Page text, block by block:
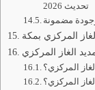
تحديث 2026
مضمونة
الغاز المركزي
المركزي؟
المركزي؟